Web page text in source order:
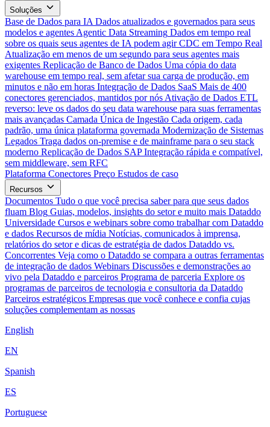
Soluções
Base de Dados para IA Dados atualizados e governados para seus
modelos e agentes Agentic Data Streaming Dados em tempo real
sobre os quais seus agentes de IA podem agir CDC em Tempo Real
Atualização em menos de um segundo para seus agentes mais
exigentes Replicação de Banco de Dados Uma cópia do data
warehouse em tempo real, sem afetar sua carga de produção, em
minutos e não em horas Integração de Dados SaaS Mais de 400
conectores gerenciados, mantidos por nós Ativação de Dados ETL
reverso: leve os dados do seu data warehouse para suas ferramentas
mais avançadas Camada Única de Ingestão Cada origem, cada
padrão, uma única plataforma governada Modernização de Sistemas
Legados Traga dados on-premise e de mainframe para o seu stack
moderno Replicação de Dados SAP Integração rápida e compatível,
sem middleware, sem RFC
Plataforma Conectores Preço Estudos de caso
Recursos
Documentos Tudo o que você precisa saber para que seus dados
fluam Blog Guias, modelos, insights do setor e muito mais Dataddo
Universidade Cursos e webinars sobre como trabalhar com Dataddo
e dados Recursos de mídia Notícias, comunicados à imprensa,
relatórios do setor e dicas de estratégia de dados Dataddo vs.
Concorrentes Veja como o Dataddo se compara a outras ferramentas
de integração de dados Webinars Discussões e demonstrações ao
vivo pela Dataddo e parceiros Programa de parceria Explore os
programas de parceiros de tecnologia e consultoria da Dataddo
Parceiros estratégicos Empresas que você conhece e confia cujas
soluções complementam as nossas
English
EN
Spanish
ES
Portuguese